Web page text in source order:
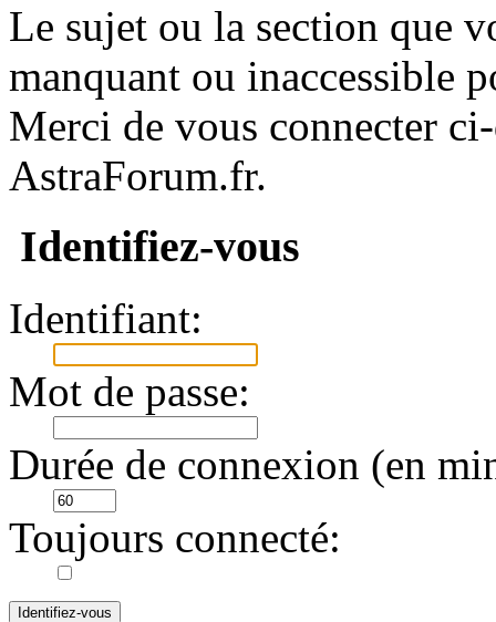
Le sujet ou la section que
manquant ou inaccessible
Merci de vous connecter
AstraForum.fr.
Identifiez-vous
Identifiant:
Mot de passe:
Durée de connexion (en
Toujours connecté: